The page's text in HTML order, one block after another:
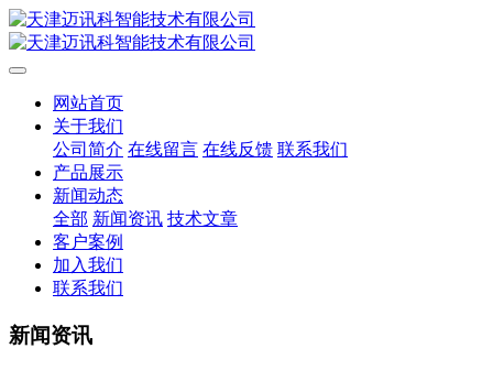
网站首页
关于我们
公司简介 在线留言 在线反馈 联系我们
产品展示
新闻动态
全部 新闻资讯 技术文章
客户案例
加入我们
联系我们
新闻资讯